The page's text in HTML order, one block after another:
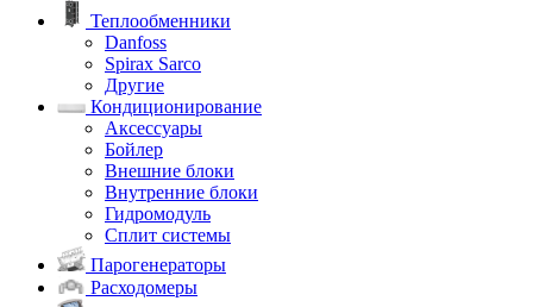
Теплообменники
Danfoss
Spirax Sarco
Другие
Кондиционирование
Аксессуары
Бойлер
Внешние блоки
Внутренние блоки
Гидромодуль
Сплит системы
Парогенераторы
Расходомеры